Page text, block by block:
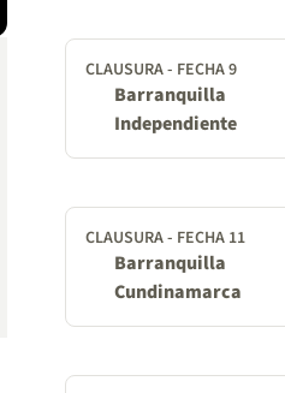
CLAUSURA - FECHA 9
Barranquilla
Independiente
CLAUSURA - FECHA 11
Barranquilla
Cundinamarca